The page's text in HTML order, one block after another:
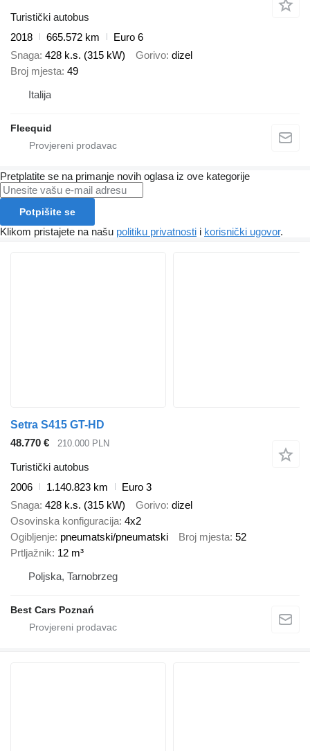
Turistički autobus
2018
665.572 km
Euro 6
Snaga 428 k.s. (315 kW) Gorivo dizel
Broj mjesta 49
Italija
Fleequid
Pretplatite se na primanje novih oglasa iz ove kategorije
Potpišite se
Klikom pristajete na našu politiku privatnosti i korisnički ugovor.
Setra S415 GT-HD
48.770 €
210.000 PLN
Turistički autobus
2006
1.140.823 km
Euro 3
Snaga 428 k.s. (315 kW) Gorivo dizel
Osovinska konfiguracija 4x2
Ogibljenje pneumatski/pneumatski Broj mjesta 52
Prtljažnik 12 m³
Poljska, Tarnobrzeg
Best Cars Poznań